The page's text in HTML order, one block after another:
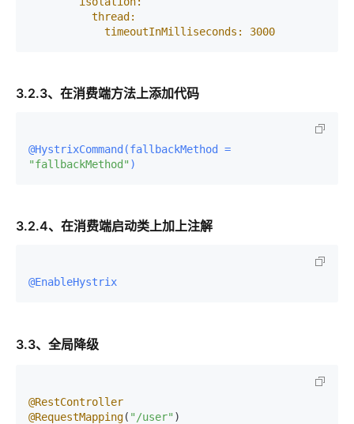
thread:
timeoutInMilliseconds:
3000
3.2.3、在消费端方法上添加代码
"fallbackMethod" )
3.2.4、在消费端启动类上加上注解
@EnableHystrix
3.3、全局降级
@RestController
@RequestMapping( "/user"